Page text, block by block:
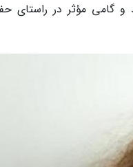
و گامی مؤثر در راستای